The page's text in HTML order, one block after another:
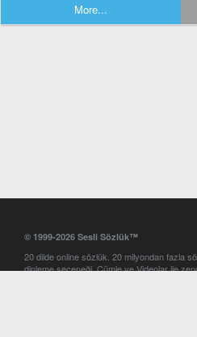
More...
© 1999-2026 Sesli Sözlük™
20 dilde online sözlük. 20 milyondan fazla
dinleme seçeneği. Cümle ve Videolar ile